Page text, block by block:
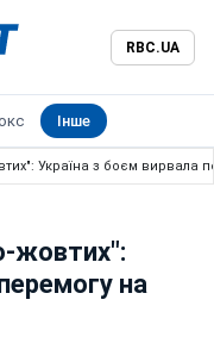
RBC.UA
Інше
Україна з боєм вирвала
жовтих":
на